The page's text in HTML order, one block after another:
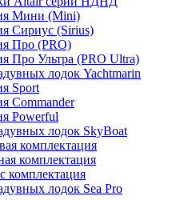
Мини (Mini)
Сириус (Sirius)
Про (PRO)
Про Ультра (PRO Ultra)
лодок Yachtmarin
Sport
Commander
Powerful
лодок SkyBoat
комплектация
комплектация
комплектация
лодок Sea Pro